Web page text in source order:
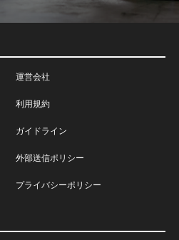
運営会社
利用規約
ガイドライン
外部送信ポリシー
プライバシーポリシー